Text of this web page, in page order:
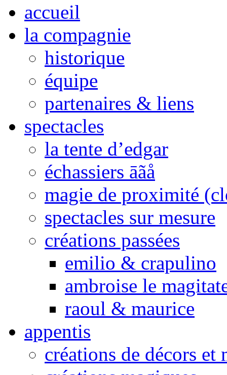
accueil
la compagnie
historique
équipe
partenaires & liens
spectacles
la tente d’edgar
échassiers āãå
magie de proximité
spectacles sur mesure
créations passées
emilio & crapulino
ambroise le
raoul & maurice
appentis
créations de décors et